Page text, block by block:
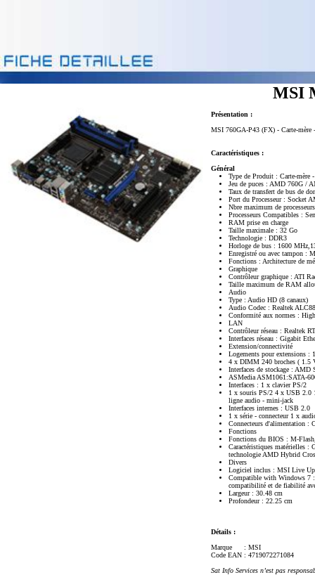
MSI
Présentation :
MSI 760GA-P43 (FX) - Carte-
Caractéristiques :
Général
Type de Produit : Carte-mère
Jeu de puces : AMD 760G /
Taux de transfert de bus de
Port du Processeur : Socket
Nbre maximum de
Processeurs Compatibles :
RAM prise en charge
Taille maximale : 32 Go
Technologie : DDR3
Horloge de bus : 1600
Enregistré ou avec tampon :
Fonctions : Architecture de
Graphique
Contrôleur graphique : ATI
Taille maximum de RAM
Audio
Type : Audio HD (8 canaux)
Audio Codec : Realtek
Conformité aux normes :
LAN
Contrôleur réseau : Realtek
Interfaces réseau : Gigabit
Extension/connectivité
Logements pour extensions :
4 x DIMM 240 broches ( 1.5
Interfaces de stockage :
ASMedia ASM1061:SATA-
Interfaces : 1 x clavier PS/2
1 x souris PS/2 4 x USB 2.0
ligne audio - mini-jack
Interfaces internes : USB 2.0
1 x série - connecteur 1 x
Connecteurs d'alimentation :
Fonctions
Fonctions du BIOS : M-
Caractéristiques matérielles :
technologie AMD Hybrid
Divers
Logiciel inclus : MSI Live
Compatible with Windows 7
compatibilité et de fiabilité
Largeur : 30.48 cm
Profondeur : 22.25 cm
Détails :
Marque
: MSI
Code EAN : 4719072271084
Sat Info Services n’est pas